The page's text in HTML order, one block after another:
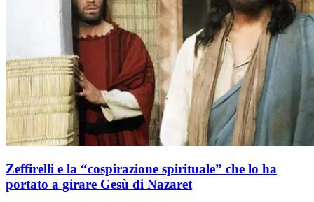
Zeffirelli e la “cospirazione spirituale” che lo ha
portato a girare Gesù di Nazaret